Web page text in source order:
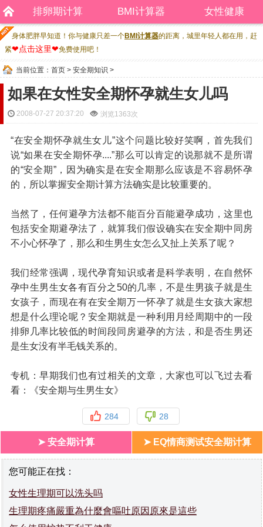
排卵期计算 BMI计算器 女性健康
身体肥胖早知道！你与健康只差一个BMI计算器的距离，城里年轻人都在用，赶
紧❤点击这里❤免费使用吧！
当前位置： 首页 > 安全期知识 >
如果在女性安全期怀孕就生女儿吗
2008-07-27 20:37:20 浏览1363次
“在安全期怀孕就生女儿”这个问题比较好笑啊，首先我们
说“如果在安全期怀孕....”那么可以肯定的说那就不是所谓
的“安全期”，因为确实是在安全期那么应该是不容易怀孕
的，所以掌握安全期计算方法确实是比较重要的。
当然了，任何避孕方法都不能百分百能避孕成功，这里也
包括安全期避孕法了，就算我们假设确实在安全期中同房
不小心怀孕了，那么和生男生女怎么又扯上关系了呢？
我们经常强调，现代孕育知识或者是科学表明，在自然怀
孕中生男生女各有百分之50的几率，不是生男孩子就是生
女孩子，而现在有在安全期万一怀孕了就是生女孩大家想
想是什么理论呢？安全期就是一种利用月经周期中的一段
排卵几率比较低的时间段同房避孕的方法，和是否生男还
是生女没有半毛钱关系的。
专机：早期我们也有过相关的文章，大家也可以飞过去看
看：《安全期与生男生女》
284 28
➤ 安全期计算 ➤ EQ情商测试安全期计算
您可能正在找：
女性生理期可以洗头吗
生理期疼痛嚴重為什麼會嘔吐原因原來是這些